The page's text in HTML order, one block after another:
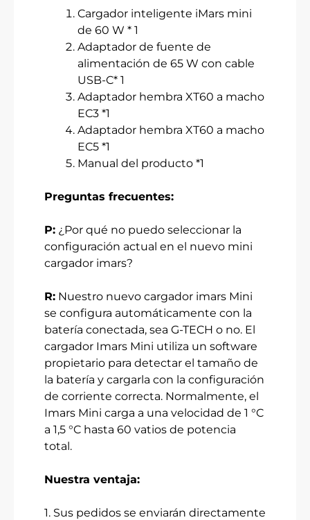
Cargador inteligente iMars mini
de 60 W * 1
Adaptador de fuente de
alimentación de 65 W con cable
USB-C* 1
Adaptador hembra XT60 a macho
EC3 *1
Adaptador hembra XT60 a macho
EC5 *1
Manual del producto *1
Preguntas frecuentes:
P: ¿Por qué no puedo seleccionar la
configuración actual en el nuevo mini
cargador imars?
R: Nuestro nuevo cargador imars Mini
se configura automáticamente con la
batería conectada, sea G-TECH o no. El
cargador Imars Mini utiliza un software
propietario para detectar el tamaño de
la batería y cargarla con la configuración
de corriente correcta. Normalmente, el
Imars Mini carga a una velocidad de 1 °C
a 1,5 °C hasta 60 vatios de potencia
total.
Nuestra ventaja:
1. Sus pedidos se enviarán directamente